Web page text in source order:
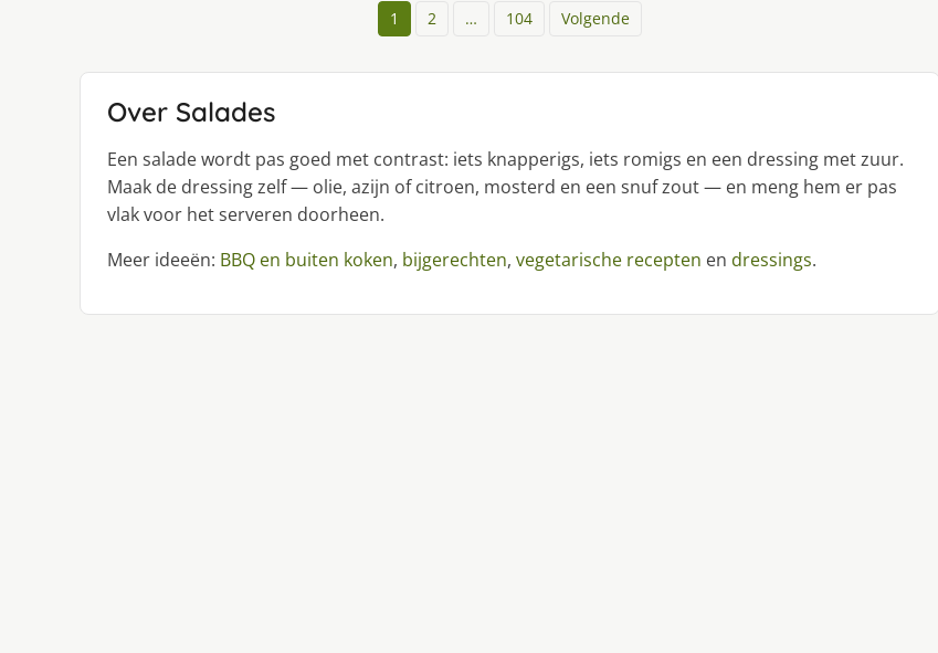
1 2 … 104 Volgende
Over Salades
Een salade wordt pas goed met contrast: iets knapperigs, iets romigs en een dressing met zuur.
Maak de dressing zelf — olie, azijn of citroen, mosterd en een snuf zout — en meng hem er pas
vlak voor het serveren doorheen.
Meer ideeën: BBQ en buiten koken, bijgerechten, vegetarische recepten en dressings.